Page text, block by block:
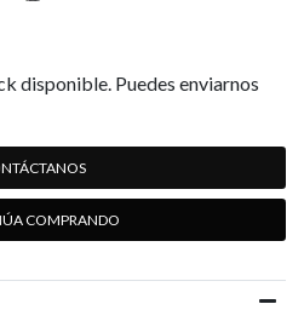
disponible. Puedes enviarnos
COMPRANDO